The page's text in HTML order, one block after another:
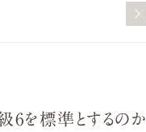
6を標準とするのか